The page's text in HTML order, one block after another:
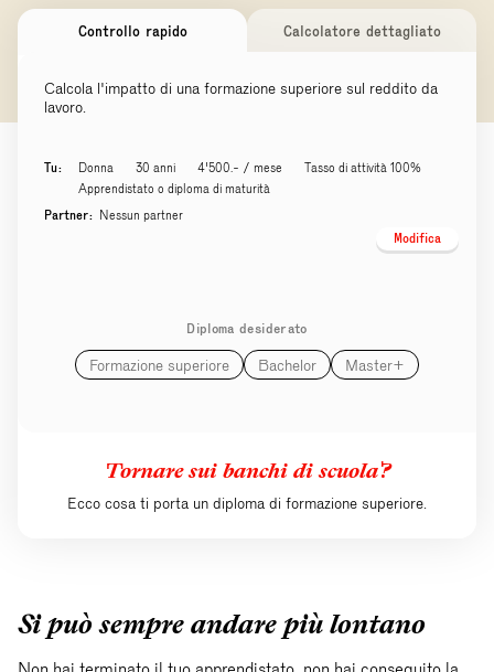
Controllo rapido Calcolatore dettagliato
Calcola l'impatto di una formazione superiore sul reddito da
lavoro.
Tu: Donna 30 anni 4'500.- / mese
Tasso di attività 100%
Apprendistato o diploma di maturità
Partner: Nessun partner
Modifica
Diploma desiderato
Formazione superiore Bachelor Master+
Tornare sui banchi di scuola?
Ecco cosa ti porta un diploma di formazione superiore.
Si può sempre andare più lontano